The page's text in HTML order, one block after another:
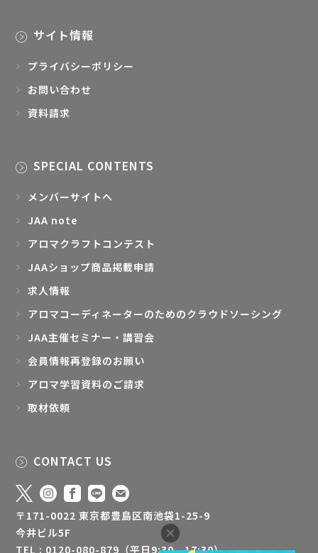
サイト情報
プライバシーポリシー
お問い合わせ
資料請求
SPECIAL CONTENTS
メンバーサイトへ
JAA note
アロマクラフトコンテスト
JAAショップ商品掲載申請
求人情報
アロマコーディネーターのためのクラウドソーシング
JAA主催セミナー・講習会
会員情報再登録のお願い
アロマ学習資料のご請求
取材依頼
CONTACT US
〒171-0022 東京都豊島区南池袋1-25-9
今井ビル5F
TEL : 0120-080-879（平日9:30 - 17:30）